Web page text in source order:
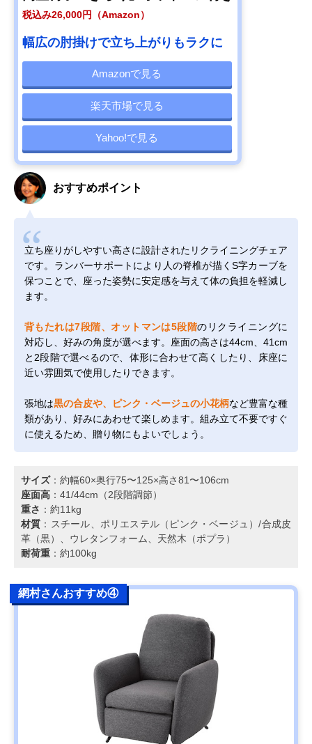
税込み26,000円（Amazon）
幅広の肘掛けで立ち上がりもラクに
Amazonで見る
楽天市場で見る
Yahoo!で見る
おすすめポイント
立ち座りがしやすい高さに設計されたリクライニングチェア
です。ランバーサポートにより人の脊椎が描くS字カーブを
保つことで、座った姿勢に安定感を与えて体の負担を軽減し
ます。
背もたれは7段階、オットマンは5段階のリクライニングに
対応し、好みの角度が選べます。座面の高さは44cm、41cm
と2段階で選べるので、体形に合わせて高くしたり、床座に
近い雰囲気で使用したりできます。
張地は黒の合皮や、ピンク・ベージュの小花柄など豊富な種
類があり、好みにあわせて楽しめます。組み立て不要ですぐ
に使えるため、贈り物にもよいでしょう。
サイズ：約幅60×奥行75〜125×高さ81〜106cm
座面高 ：41/44cm（2段階調節）
重さ ：約11kg
材質 ：スチール、ポリエステル（ピンク・ベージュ）/合成皮
革（黒）、ウレタンフォーム、天然木（ポプラ）
耐荷重 ：約100kg
網村さんおすすめ④